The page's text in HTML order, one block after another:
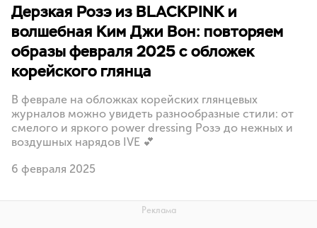
Дерзкая Розэ из BLACKPINK и
волшебная Ким Джи Вон: повторяем
образы февраля 2025 с обложек
корейского глянца
В феврале на обложках корейских глянцевых
журналов можно увидеть разнообразные стили: от
смелого и яркого power dressing Розэ до нежных и
воздушных нарядов IVE 💕
6 февраля 2025